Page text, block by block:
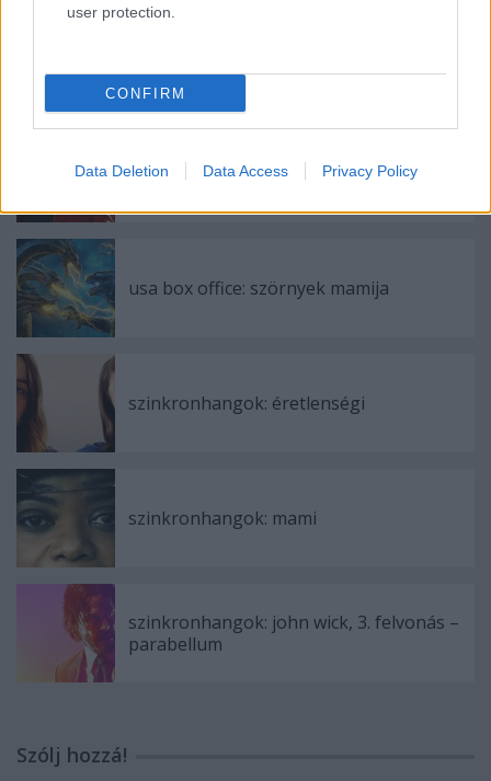
user protection.
CONFIRM
Data Deletion Data Access Privacy Policy
Ajánlott bejegyzések:
usa box office: blackout
usa box office: szörnyek mamija
szinkronhangok: éretlenségi
szinkronhangok: mami
szinkronhangok: john wick, 3. felvonás –
parabellum
Szólj hozzá!